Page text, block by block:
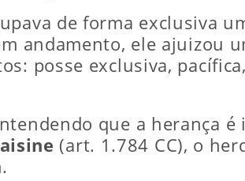
de forma exclusiva
andamento, ele ajuizou
posse exclusiva,
que a herança
(art. 1.784 CC), o